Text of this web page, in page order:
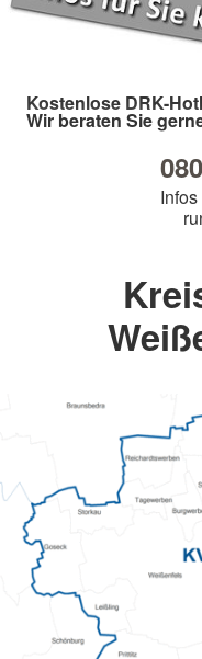
Kostenlose DRK-
Wir beraten Sie